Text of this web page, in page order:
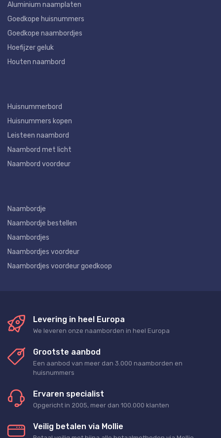
Aluminium naamplaten
Goedkope huisnummers
Goedkope naambordjes
Hoefijzer geluk
Houten naambord
Huisnummerbord
Huisnummers kopen
Leisteen naambord
Naambord met licht
Naambord voordeur
Naambordje
Naambordje bestellen
Naambordjes
Naambordjes voordeur
Naambordjes voordeur goedkoop
Levering in heel Europa
We leveren onze naamborden in heel Europa
Grootste aanbod
Een aanbod van meer dan 3.000 naamborden en
huisnummers
Ervaren specialist
Opgericht in 2005, meer dan 100.000 klanten
Veilig betalen via Mollie